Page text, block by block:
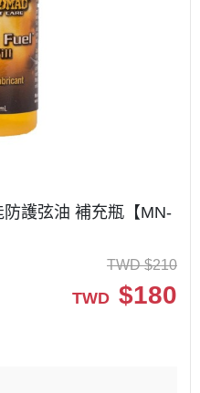
護弦油 補充瓶【MN-
TWD $210
TWD $180